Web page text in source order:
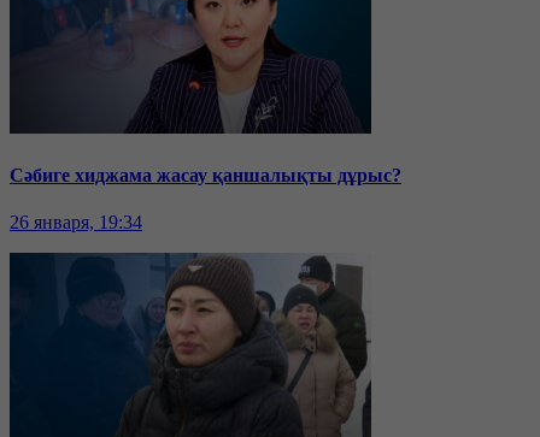
Сәбиге хиджама жасау қаншалықты дұрыс?
26 января, 19:34